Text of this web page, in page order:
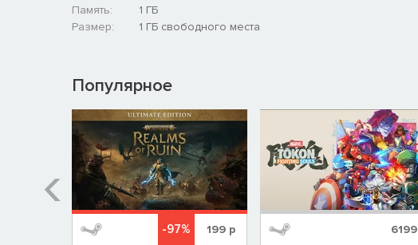
Память:
1 ГБ
Размер:
1 ГБ свободного места
Популярное
-97% 199р 6199